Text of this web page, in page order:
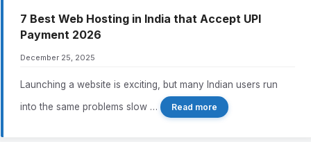
7 Best Web Hosting in India that Accept UPI
Payment 2026
December 25, 2025
Launching a website is exciting, but many Indian users run
into the same problems slow …
Read more